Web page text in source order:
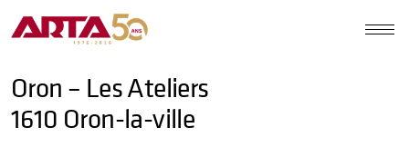
Oron – Les Ateliers
1610 Oron-la-ville